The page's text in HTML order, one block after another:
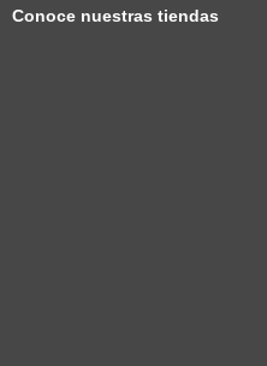
Conoce nuestras tiendas